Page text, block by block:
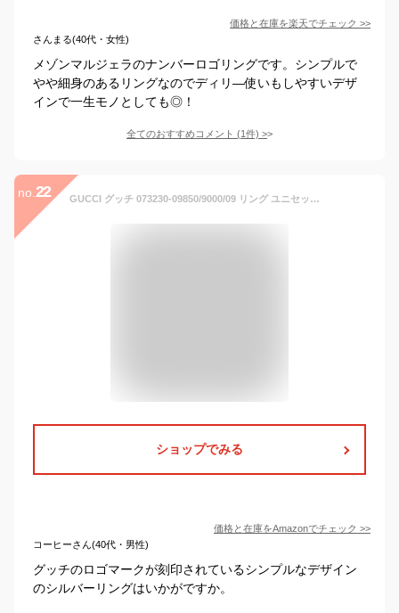
価格と在庫を楽天でチェック >>
さんまる(40代・女性)
メゾンマルジェラのナンバーロゴリングです。シンプルで
やや細身のあるリングなのでディリ―使いもしやすいデザ
インで一生モノとしても◎！
全てのおすすめコメント (1件) >
no. 22 GUCCI グッチ 073230-09850/9000/09 リング ユニセックス [並行輸入品]
ショップでみる
価格と在庫をAmazonでチェック >>
コーヒーさん(40代・男性)
グッチのロゴマークが刻印されているシンプルなデザイン
のシルバーリングはいかがですか。